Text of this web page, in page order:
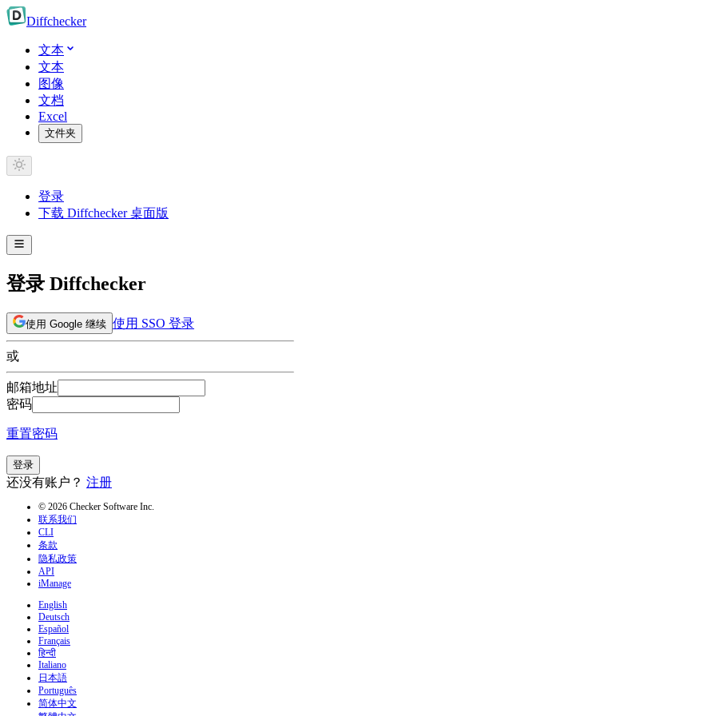
Diffchecker
文本
文本
图像
文档
Excel
文件夹
登录
下载 Diffchecker 桌面版
登录 Diffchecker
使用 Google 继续 使用 SSO 登录
或
邮箱地址
密码
重置密码
登录
还没有账户？ 注册
© 2026 Checker Software Inc.
联系我们
CLI
条款
隐私政策
API
iManage
English
Deutsch
Español
Français
हिन्दी
Italiano
日本語
Português
简体中文